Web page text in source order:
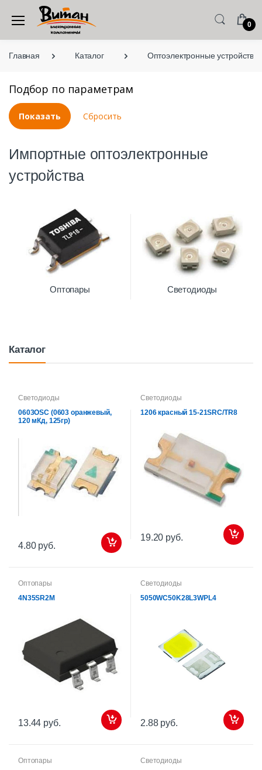
0
Главная Каталог Оптоэлектронные устройства
Подбор по параметрам
Импортные оптоэлектронные
устройства
Оптопары Светодиоды
Каталог
Светодиоды
0603OSC (0603 оранжевый,
120 мКд, 125гр)
4.80 руб.
Светодиоды
1206 красный 15-21SRC/TR8
19.20 руб.
Оптопары
4N35SR2M
13.44 руб.
Светодиоды
5050WC50K28L3WPL4
2.88 руб.
Оптопары
Светодиоды